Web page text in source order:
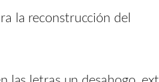
la reconstrucción del